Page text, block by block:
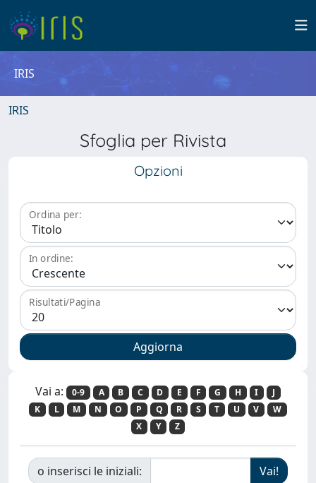
IRIS
IRIS
Sfoglia per Rivista
Opzioni
Ordina per:
In ordine:
Risultati/Pagina
Vai a: 0-9 A B C D E F G H I
J
K
L M N O P Q R S T U V
W
X
Y Z
o inserisci le iniziali: